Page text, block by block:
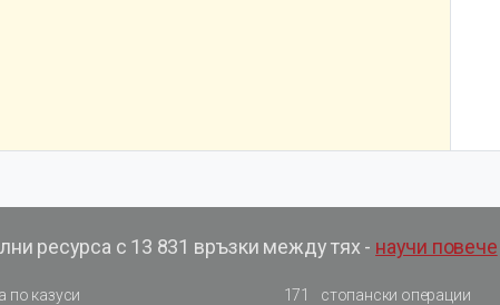
ресурса с 13 831 връзки между тях - научи повече
по казуси 171
стопански операции